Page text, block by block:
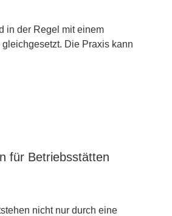
in der Regel mit einem
Die Praxis kann
für Betriebsstätten
nicht nur durch eine